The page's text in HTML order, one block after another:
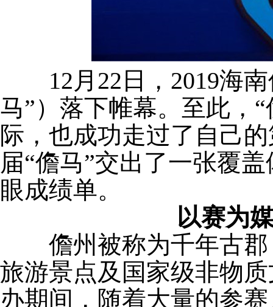
12月22日，2019海南
马”）落下帷幕。至此，
际，也成功走过了自己
届“儋马”交出了一张覆
眼成绩单。
以赛为
儋州被称为千年古郡
旅游景点及国家级非物
办期间，随着大量的参